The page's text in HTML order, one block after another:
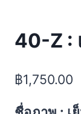
40-Z :
฿1,750.00